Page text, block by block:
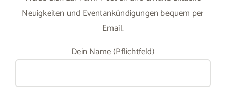
Neuigkeiten und Eventankündigungen bequem per
Email.
Dein Name (Pflichtfeld)